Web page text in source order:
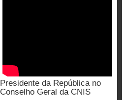
Presidente da República no
Conselho Geral da CNIS